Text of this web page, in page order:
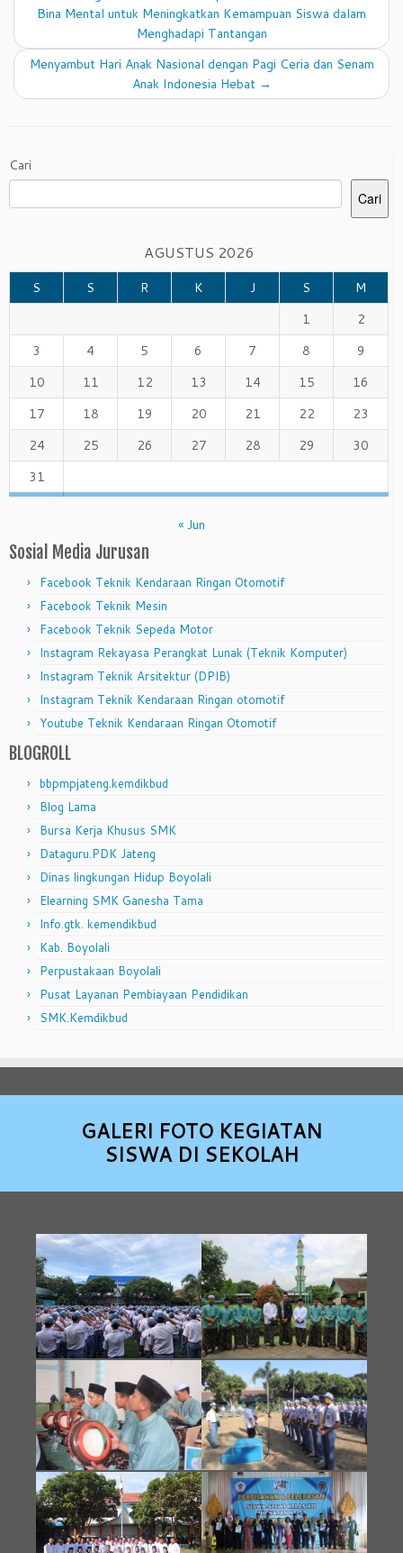
Bina Mental untuk Meningkatkan Kemampuan Siswa dalam
Menghadapi Tantangan
Menyambut Hari Anak Nasional dengan Pagi Ceria dan Senam
Anak Indonesia Hebat →
Cari
Cari
AGUSTUS 2026
S S R K J S
M
1
2
3
4 5 6 7 8
9
10
11 12 13 14 15
16
17
18 19 20 21 22
23
24
25 26 27 28 29
30
31
« Jun
Sosial Media Jurusan
Facebook Teknik Kendaraan Ringan Otomotif
Facebook Teknik Mesin
Facebook Teknik Sepeda Motor
Instagram Rekayasa Perangkat Lunak (Teknik Komputer)
Instagram Teknik Arsitektur (DPIB)
Instagram Teknik Kendaraan Ringan otomotif
Youtube Teknik Kendaraan Ringan Otomotif
BLOGROLL
bbpmpjateng.kemdikbud
Blog Lama
Bursa Kerja Khusus SMK
Dataguru.PDK Jateng
Dinas lingkungan Hidup Boyolali
Elearning SMK Ganesha Tama
Info.gtk. kemendikbud
Kab. Boyolali
Perpustakaan Boyolali
Pusat Layanan Pembiayaan Pendidikan
SMK.Kemdikbud
GALERI FOTO KEGIATAN
SISWA DI SEKOLAH